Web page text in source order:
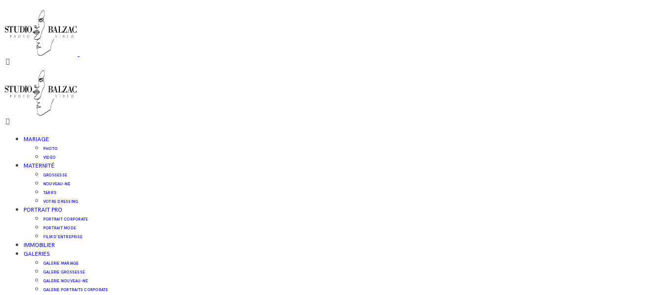
MARIAGE
PHOTO
VIDÉO
MATERNITÉ
GROSSESSE
NOUVEAU-NÉ
TARIFS
VOTRE DRESSING
PORTRAIT PRO
PORTRAIT CORPORATE
PORTRAIT MODE
FILM D’ENTREPRISE
IMMOBILIER
GALERIES
GALERIE MARIAGE
GALERIE GROSSESSE
GALERIE NOUVEAU-NÉ
GALERIE PORTRAITS CORPORATE